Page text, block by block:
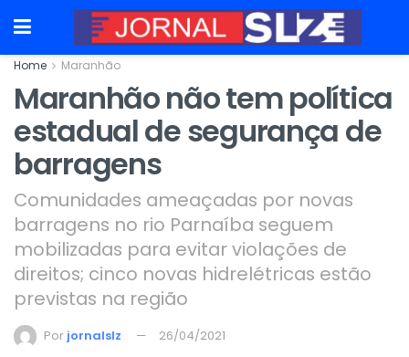
Home Maranhão
Maranhão não tem política
estadual de segurança de
barragens
Comunidades ameaçadas por novas
barragens no rio Parnaíba seguem
mobilizadas para evitar violações de
direitos; cinco novas hidrelétricas estão
previstas na região
Por jornalslz 26/04/2021